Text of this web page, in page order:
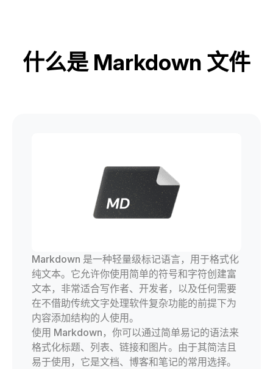
什么是 Markdown 文件
Markdown 是一种轻量级标记语言，用于格式化
纯文本。它允许你使用简单的符号和字符创建富
文本，非常适合写作者、开发者，以及任何需要
在不借助传统文字处理软件复杂功能的前提下为
内容添加结构的人使用。
使用 Markdown，你可以通过简单易记的语法来
格式化标题、列表、链接和图片。由于其简洁且
易于使用，它是文档、博客和笔记的常用选择。